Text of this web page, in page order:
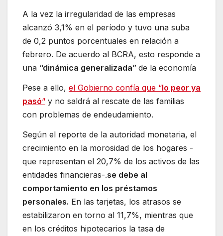
A la vez la irregularidad de las empresas
alcanzó 3,1% en el período y tuvo una suba
de 0,2 puntos porcentuales en relación a
febrero. De acuerdo al BCRA, esto responde a
una “dinámica generalizada” de la economía
Pese a ello, el Gobierno confía que “lo peor ya
pasó“ y no saldrá al rescate de las familias
con problemas de endeudamiento.
Según el reporte de la autoridad monetaria, el
crecimiento en la morosidad de los hogares -
que representan el 20,7% de los activos de las
entidades financieras-.se debe al
comportamiento en los préstamos
personales. En las tarjetas, los atrasos se
estabilizaron en torno al 11,7%, mientras que
en los créditos hipotecarios la tasa de